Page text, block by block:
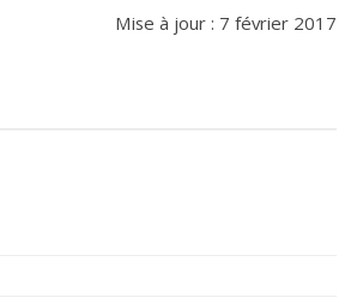
Mise à jour : 7 février 2017